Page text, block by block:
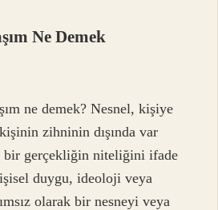
Ne Demek
ne demek? Nesnel, kişiye
zihninin dışında var
bir gerçekliğin niteliğini ifade
duygu, ideoloji veya
olarak bir nesneyi veya